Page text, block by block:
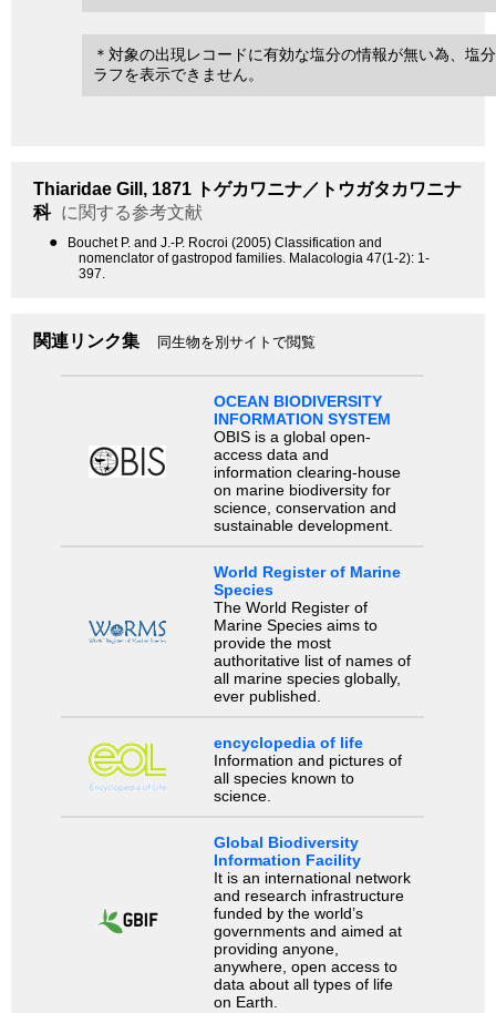
＊対象の出現レコードに有効な塩分の情報が無い為、塩
ラフを表示できません。
Thiaridae Gill, 1871 トゲカワニナ／トウガタカワニナ
科 に関する参考文献
●
Bouchet P. and J.-P. Rocroi (2005) Classification and
nomenclator of gastropod families. Malacologia 47(1-2): 1-
397.
関連リンク集 同生物を別サイトで閲覧
OCEAN BIODIVERSITY
INFORMATION SYSTEM
OBIS is a global open-
access data and
information clearing-house
on marine biodiversity for
science, conservation and
sustainable development.
World Register of Marine
Species
The World Register of
Marine Species aims to
provide the most
authoritative list of names of
all marine species globally,
ever published.
encyclopedia of life
Information and pictures of
all species known to
science.
Global Biodiversity
Information Facility
It is an international network
and research infrastructure
funded by the world’s
governments and aimed at
providing anyone,
anywhere, open access to
data about all types of life
on Earth.